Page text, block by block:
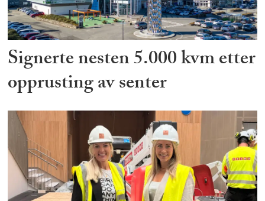
Signerte nesten 5.000 kvm etter
opprusting av senter